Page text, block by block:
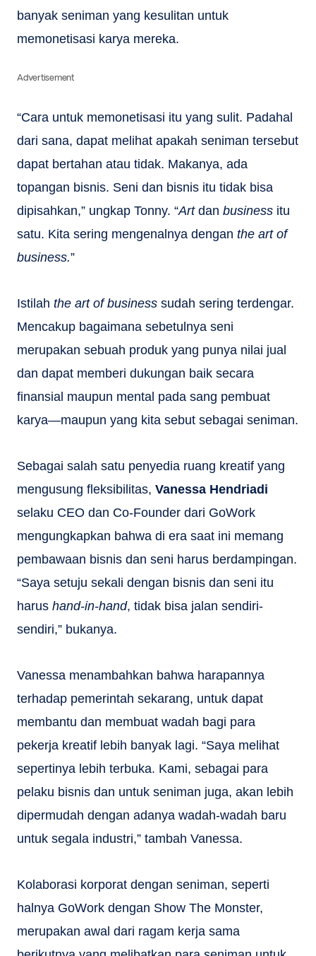
banyak seniman yang kesulitan untuk
memonetisasi karya mereka.
Advertisement
“Cara untuk memonetisasi itu yang sulit. Padahal
dari sana, dapat melihat apakah seniman tersebut
dapat bertahan atau tidak. Makanya, ada
topangan bisnis. Seni dan bisnis itu tidak bisa
dipisahkan,” ungkap Tonny. “Artdan business itu
satu. Kita sering mengenalnya dengan the art of
business.”
Istilah the art of business sudah sering terdengar.
Mencakup bagaimana sebetulnya seni
merupakan sebuah produk yang punya nilai jual
dan dapat memberi dukungan baik secara
finansial maupun mental pada sang pembuat
karya—maupun yang kita sebut sebagai seniman.
Sebagai salah satu penyedia ruang kreatif yang
mengusung fleksibilitas, Vanessa Hendriadi
selaku CEO dan Co-Founder dari GoWork
mengungkapkan bahwa di era saat ini memang
pembawaan bisnis dan seni harus berdampingan.
“Saya setuju sekali dengan bisnis dan seni itu
harus hand-in-hand, tidak bisa jalan sendiri-
sendiri,” bukanya.
Vanessa menambahkan bahwa harapannya
terhadap pemerintah sekarang, untuk dapat
membantu dan membuat wadah bagi para
pekerja kreatif lebih banyak lagi. “Saya melihat
sepertinya lebih terbuka. Kami, sebagai para
pelaku bisnis dan untuk seniman juga, akan lebih
dipermudah dengan adanya wadah-wadah baru
untuk segala industri,” tambah Vanessa.
Kolaborasi korporat dengan seniman, seperti
halnya GoWork dengan Show The Monster,
merupakan awal dari ragam kerja sama